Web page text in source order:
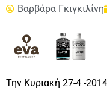
Βαρβάρα Γκιγκιλίνη
Την Κυριακή 27-4 -